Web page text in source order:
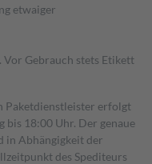
etwaiger
Gebrauch stets Etikett
Paketdienstleister erfolgt
bis 18:00 Uhr. Der genaue
in Abhängigkeit der
des Spediteurs